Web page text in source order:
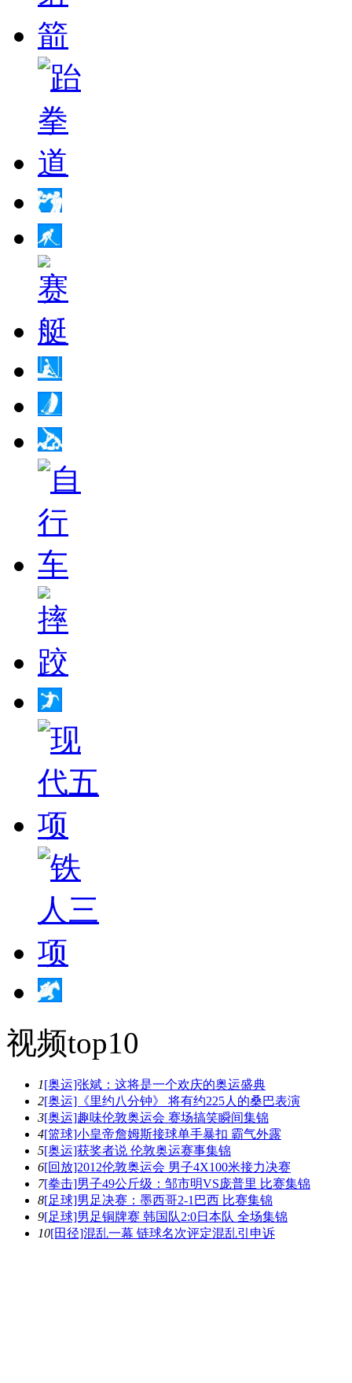
视频top10
1[奥运]张斌：这将是一个欢庆的奥运盛典
2[奥运]《里约八分钟》 将有约225人的桑巴表演
3[奥运]趣味伦敦奥运会 赛场搞笑瞬间集锦
4[篮球]小皇帝詹姆斯接球单手暴扣 霸气外露
5[奥运]获奖者说 伦敦奥运赛事集锦
6[回放]2012伦敦奥运会 男子4X100米接力决赛
7[拳击]男子49公斤级：邹市明VS庞普里 比赛集锦
8[足球]男足决赛：墨西哥2-1巴西 比赛集锦
9[足球]男足铜牌赛 韩国队2:0日本队 全场集锦
10[田径]混乱一幕 链球名次评定混乱引申诉